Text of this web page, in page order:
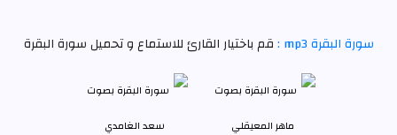
سورة البقرة mp3 : قم باختيار القارئ للاستماع و تحميل سورة البقرة